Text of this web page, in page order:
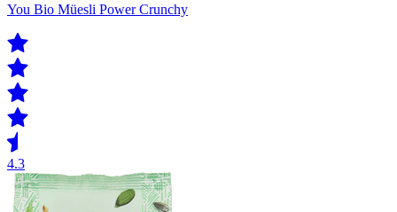
You Bio Müesli Power Crunchy
4.3